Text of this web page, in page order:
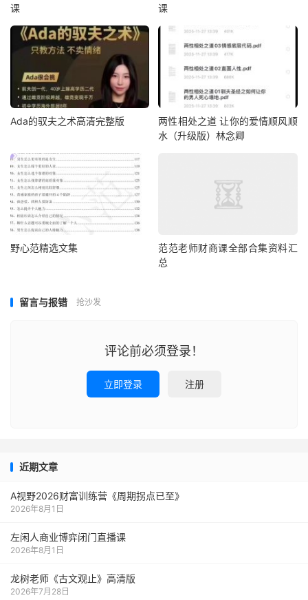
课 课
Ada的驭夫之术高清完整版
两性相处之道 让你的爱情顺风顺
水（升级版）林念卿
野心范精选文集
范范老师财商课全部合集资料汇
总
留言与报错 抢沙发
评论前必须登录！
立即登录 注册
近期文章
A视野2026财富训练营《周期拐点已至》
2026年8月1日
左闲人商业博弈闭门直播课
2026年8月1日
龙树老师《古文观止》高清版
2026年7月28日